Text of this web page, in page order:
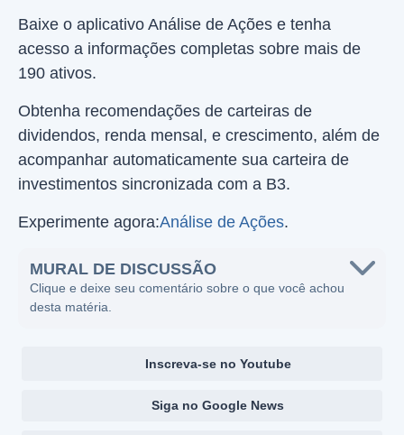
Baixe o aplicativo Análise de Ações e tenha
acesso a informações completas sobre mais de
190 ativos.
Obtenha recomendações de carteiras de
dividendos, renda mensal, e crescimento, além de
acompanhar automaticamente sua carteira de
investimentos sincronizada com a B3.
Experimente agora:Análise de Ações.
MURAL DE DISCUSSÃO
Clique e deixe seu comentário sobre o que você achou
desta matéria.
Inscreva-se no Youtube
Siga no Google News